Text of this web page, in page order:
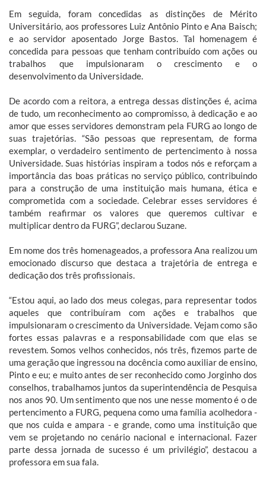
Em seguida, foram concedidas as distinções de Mérito
Universitário, aos professores Luiz Antônio Pinto e Ana Baisch;
e ao servidor aposentado Jorge Bastos. Tal homenagem é
concedida para pessoas que tenham contribuído com ações ou
trabalhos que impulsionaram o crescimento e o
desenvolvimento da Universidade.
De acordo com a reitora, a entrega dessas distinções é, acima
de tudo, um reconhecimento ao compromisso, à dedicação e ao
amor que esses servidores demonstram pela FURG ao longo de
suas trajetórias. “São pessoas que representam, de forma
exemplar, o verdadeiro sentimento de pertencimento à nossa
Universidade. Suas histórias inspiram a todos nós e reforçam a
importância das boas práticas no serviço público, contribuindo
para a construção de uma instituição mais humana, ética e
comprometida com a sociedade. Celebrar esses servidores é
também reafirmar os valores que queremos cultivar e
multiplicar dentro da FURG”, declarou Suzane.
Em nome dos três homenageados, a professora Ana realizou um
emocionado discurso que destaca a trajetória de entrega e
dedicação dos três profissionais.
“Estou aqui, ao lado dos meus colegas, para representar todos
aqueles que contribuíram com ações e trabalhos que
impulsionaram o crescimento da Universidade. Vejam como são
fortes essas palavras e a responsabilidade com que elas se
revestem. Somos velhos conhecidos, nós três, fizemos parte de
uma geração que ingressou na docência como auxiliar de ensino,
Pinto e eu; e muito antes de ser reconhecido como Jorginho dos
conselhos, trabalhamos juntos da superintendência de Pesquisa
nos anos 90. Um sentimento que nos une nesse momento é o de
pertencimento a FURG, pequena como uma família acolhedora -
que nos cuida e ampara - e grande, como uma instituição que
vem se projetando no cenário nacional e internacional. Fazer
parte dessa jornada de sucesso é um privilégio”, destacou a
professora em sua fala.